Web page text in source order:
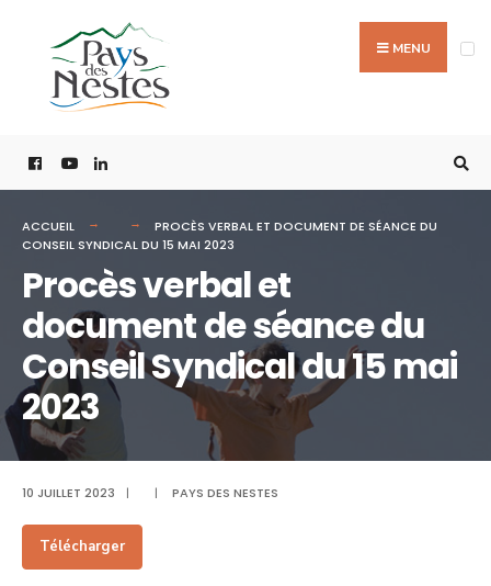
MENU
ACCUEIL
PROCÈS VERBAL ET DOCUMENT DE SÉANCE DU
CONSEIL SYNDICAL DU 15 MAI 2023
Procès verbal et
document de séance du
Conseil Syndical du 15 mai
2023
10 JUILLET 2023 | | PAYS DES NESTES
Télécharger